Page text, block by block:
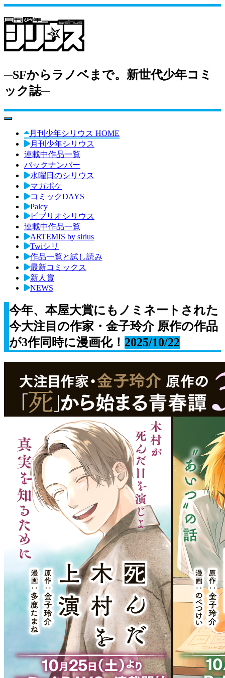
─SFからラノベまで。新世代少年コミ
ック誌─
toggle navigation
月刊少年シリウス HOME
月刊少年シリウス
連載中作品一覧
バックナンバー
水曜日のシリウス
マガポケ
コミックDAYS
Palcy
ビブリオシリウス
連載中作品一覧
ARTEMIS by sirius
Twiシリ
作品一覧と試し読み
最新コミックス
新人賞
NEWS
今年、本屋大賞にもノミネートされた
今大注目の作家・金子玲介 原作の作品
が3作同時に漫画化！ 2025/10/22